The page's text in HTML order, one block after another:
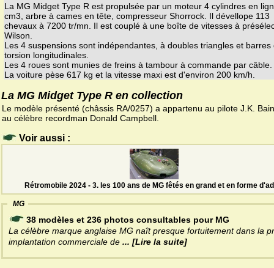
La MG Midget Type R est propulsée par un moteur 4 cylindres en
cm3, arbre à cames en tête, compresseur Shorrock. Il dévellope 113
chevaux à 7200 tr/mn. Il est couplé à une boîte de vitesses à
Wilson.
Les 4 suspensions sont indépendantes, à doubles triangles et barres
torsion longitudinales.
Les 4 roues sont munies de freins à tambour à commande par câble.
La voiture pèse 617 kg et la vitesse maxi est d'environ 200 km/h.
La MG Midget Type R en collection
Le modèle présenté (châssis RA/0257) a appartenu au pilote J.K.
au célèbre recordman Donald Campbell.
Voir aussi :
Rétromobile 2024 - 3. les 100 ans de MG fêtés en grand et en forme
MG
38 modèles et 236 photos consultables pour MG
La célèbre marque anglaise MG naît presque fortuitement dans la
implantation commerciale de ... [Lire la suite]